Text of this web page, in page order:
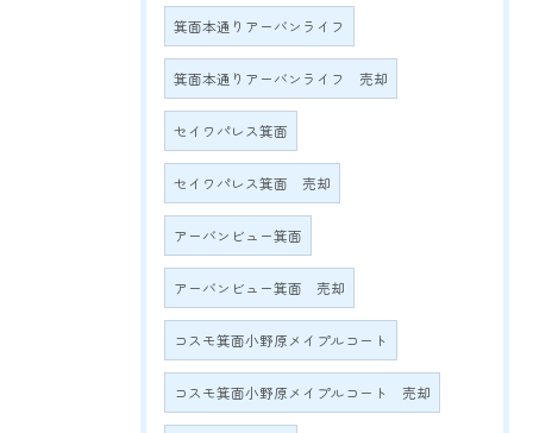
箕面本通りアーバンライフ
箕面本通りアーバンライフ 売却
セイワパレス箕面
セイワパレス箕面 売却
アーバンビュー箕面
アーバンビュー箕面 売却
コスモ箕面小野原メイプルコート
コスモ箕面小野原メイプルコート 売却